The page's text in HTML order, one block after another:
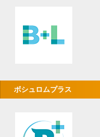
ボシュロムプラス